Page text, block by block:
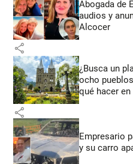
Abogada de
audios y
Alcocer
share
¿Busca un
ocho
qué hacer en
share
Empresario
y su carro